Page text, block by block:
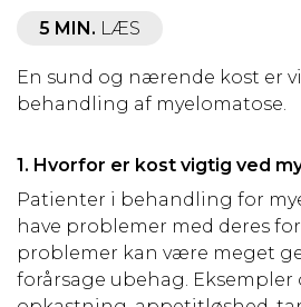
5 MIN. LÆS
En sund og nærende kost er
behandling af myelomatose.
1. Hvorfor er kost vigtig ved
Patienter i behandling for
have problemer med deres
problemer kan være meget
forårsage ubehag.